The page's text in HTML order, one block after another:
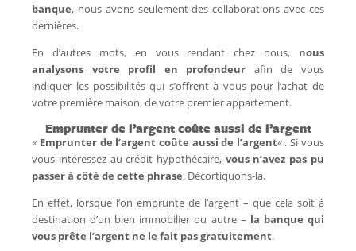
banque, nous avons seulement des collaborations avec ces
dernières.
En d’autres mots, en vous rendant chez nous, nous
analysons votre profil en profondeur afin de vous
indiquer les possibilités qui s’offrent à vous pour l’achat de
votre première maison, de votre premier appartement.
Emprunter de l’argent coûte aussi de l’argent
« Emprunter de l’argent coûte aussi de l’argent« . Si vous
vous intéressez au crédit hypothécaire, vous n’avez pas pu
passer à côté de cette phrase. Décortiquons-la.
En effet, lorsque l’on emprunte de l’argent – que cela soit à
destination d’un bien immobilier ou autre – la banque qui
vous prête l’argent ne le fait pas gratuitement.